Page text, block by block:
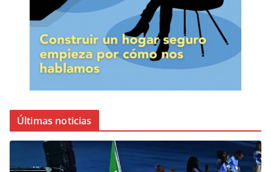
Últimas noticias